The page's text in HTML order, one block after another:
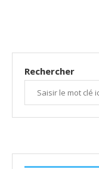
Rechercher